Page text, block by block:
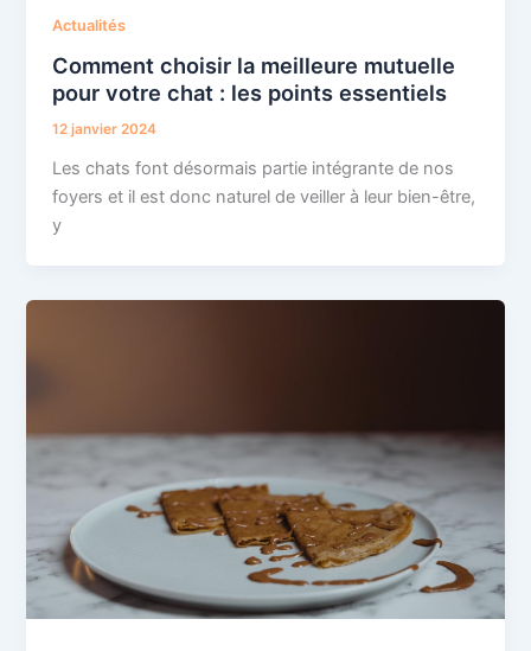
Actualités
Comment choisir la meilleure mutuelle
pour votre chat : les points essentiels
12 janvier 2024
Les chats font désormais partie intégrante de nos
foyers et il est donc naturel de veiller à leur bien-être,
y